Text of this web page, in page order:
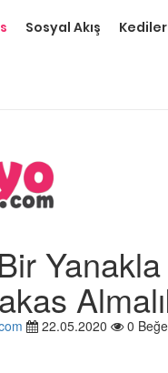
Sosyal Akış Kediler
22.05.2020 0